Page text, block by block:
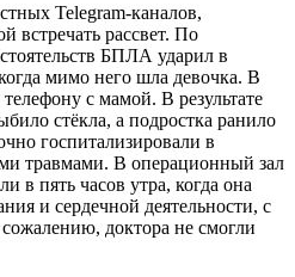
Telegram-каналов,
встречать рассвет. По
БПЛА ударил в
мимо него шла девочка. В
с мамой. В результате
стёкла, а подростка ранило
госпитализировали в
травмами. В операционный зал
в пять часов утра, когда она
и сердечной деятельности, с
доктора не смогли